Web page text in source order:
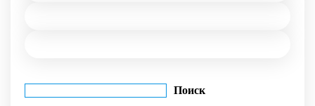
Поиск